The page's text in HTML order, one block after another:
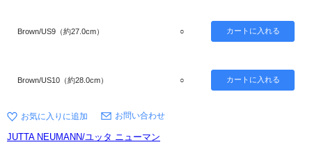
Brown/US9（約27.0cm） ○
Brown/US10（約28.0cm） ○
お問い合わせ
JUTTA NEUMANN/ユッタ ニューマン